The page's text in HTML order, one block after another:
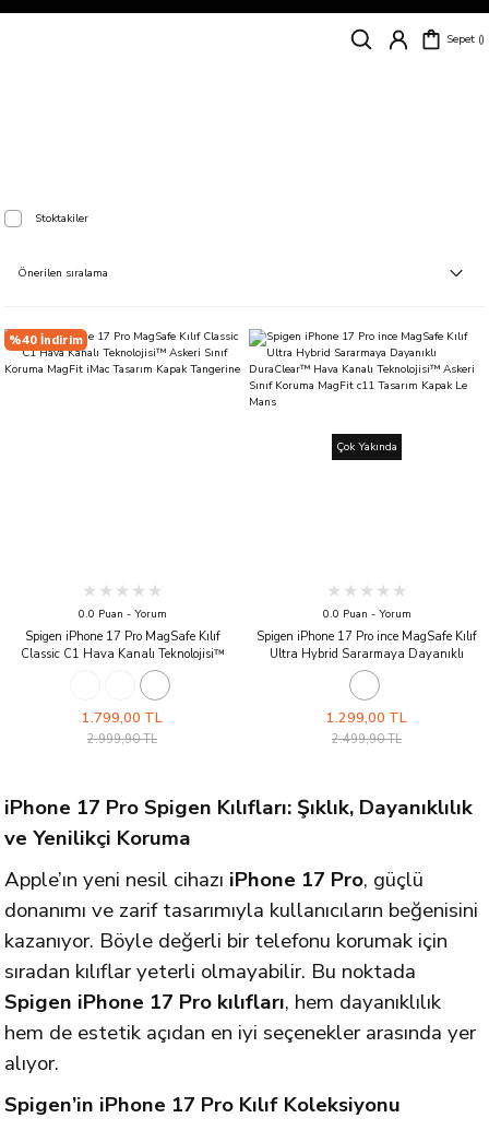
Siparişleriniz
Sepet
Stoktakiler
%40 İndirim
0.0 Puan - Yorum
Spigen iPhone 17 Pro MagSafe Kılıf
Classic C1 Hava Kanalı Teknolojisi™
Askeri Sınıf Koruma MagFit iMac Tasarım
Kapak Tangerine
1.799,00 TL
2.999,90 TL
Çok Yakında
0.0 Puan - Yorum
Spigen iPhone 17 Pro ince MagSafe Kılıf
Ultra Hybrid Sararmaya Dayanıklı
DuraClear™ Hava Kanalı Teknolojisi™
Askeri Sınıf Koruma MagFit c11 Tasarım
1.299,00 TL
2.499,90 TL
iPhone 17 Pro Spigen Kılıfları: Şıklık, Dayanıklılık
ve Yenilikçi Koruma
Apple’ın yeni nesil cihazı iPhone 17 Pro, güçlü
donanımı ve zarif tasarımıyla kullanıcıların beğenisini
kazanıyor. Böyle değerli bir telefonu korumak için
sıradan kılıflar yeterli olmayabilir. Bu noktada
Spigen iPhone 17 Pro kılıfları, hem dayanıklılık
hem de estetik açıdan en iyi seçenekler arasında yer
alıyor.
Spigen’in iPhone 17 Pro Kılıf Koleksiyonu